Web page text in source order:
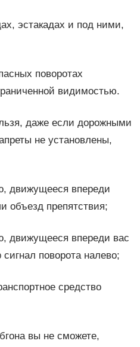
эстакадах и под ними,
поворотах
видимостью.
даже если дорожными
не установлены,
движущееся впереди
объезд препятствия;
движущееся впереди вас
поворота налево;
средство
вы не сможете,